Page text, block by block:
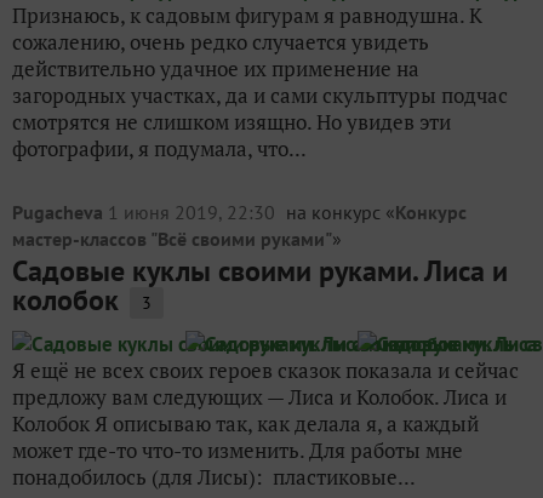
Признаюсь, к садовым фигурам я равнодушна. К
сожалению, очень редко случается увидеть
действительно удачное их применение на
загородных участках, да и сами скульптуры подчас
смотрятся не слишком изящно. Но увидев эти
фотографии, я подумала, что...
Pugacheva 1 июня 2019, 22:30 на конкурс «Конкурс
мастер-классов "Всё своими руками"»
Садовые куклы своими руками. Лиса и
колобок 3
Я ещё не всех своих героев сказок показала и сейчас
предложу вам следующих — Лиса и Колобок. Лиса и
Колобок Я описываю так, как делала я, а каждый
может где-то что-то изменить. Для работы мне
понадобилось (для Лисы): пластиковые...